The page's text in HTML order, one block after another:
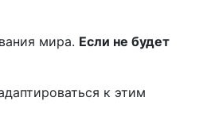
мира. Если не будет
к этим